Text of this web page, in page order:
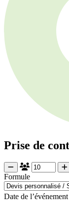
Prise de
Formule
Date de l’événement